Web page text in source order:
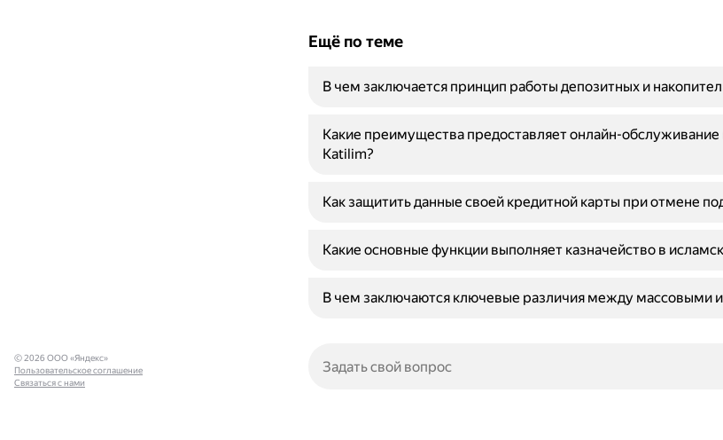
Ещё по теме
В чем заключается принцип работы депозитных и
Какие преимущества предоставляет онлайн-обслуживание
Katilim?
Как защитить данные своей кредитной карты при отмене
Какие основные функции выполняет казначейство в
В чем заключаются ключевые различия между массовыми
© 2026 ООО «Яндекс»
Пользовательское соглашение
Связаться с нами